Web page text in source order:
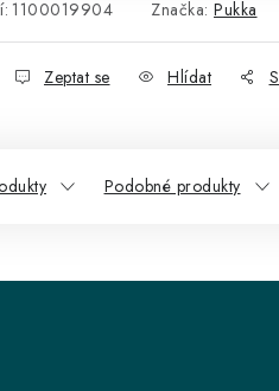
1100019904 Značka: Pukka
Zeptat se Hlídat
Podobné produkty